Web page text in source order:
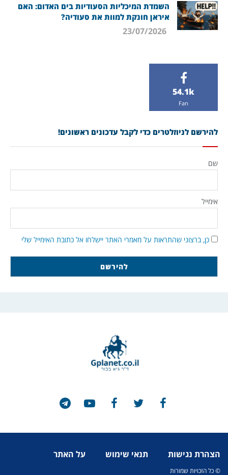
השמדת המיכליות הסעודיות בים האדום: האם
איראן חונקת למוות את סעודיה?
54.1k
Fan
להירשם לניוזלטרים כדי לקבל עדכונים ראשונים!
שם
אימייל
כן, ברצוני שהתראות על מאמרי האתר יישלחו אל כתובת האימייל שלי
הצהרת נגישות תנאי שימוש על האתר
© כל הזכויות שמורות